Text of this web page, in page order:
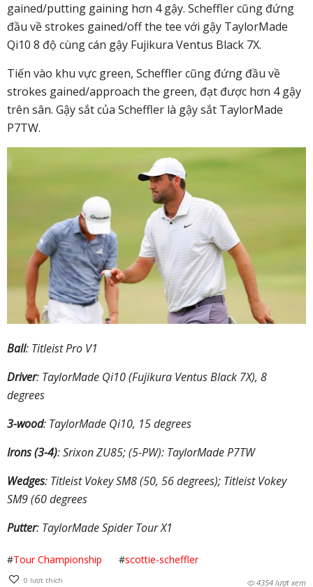
gained/putting gaining hơn 4 gậy. Scheffler cũng đứng
đầu về strokes gained/off the tee với gậy TaylorMade
Qi10 8 độ cùng cán gậy Fujikura Ventus Black 7X.
Tiến vào khu vực green, Scheffler cũng đứng đầu về
strokes gained/approach the green, đạt được hơn 4 gậy
trên sân. Gậy sắt của Scheffler là gậy sắt TaylorMade
P7TW.
Ball: Titleist Pro V1
Driver: TaylorMade Qi10 (Fujikura Ventus Black 7X), 8
degrees
3-wood: TaylorMade Qi10, 15 degrees
Irons (3-4): Srixon ZU85; (5-PW): TaylorMade P7TW
Wedges: Titleist Vokey SM8 (50, 56 degrees); Titleist Vokey
SM9 (60 degrees
Putter: TaylorMade Spider Tour X1
#Tour Championship #scottie-scheffler
0 lượt thích 4354 lượt xem